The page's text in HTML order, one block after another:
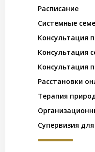
Расписание
Системные
Консультация
Консультация
Консультация
Расстановки
Терапия
Супервизия